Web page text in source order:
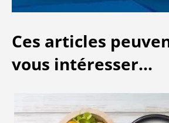
Ces articles
vous intéresser...